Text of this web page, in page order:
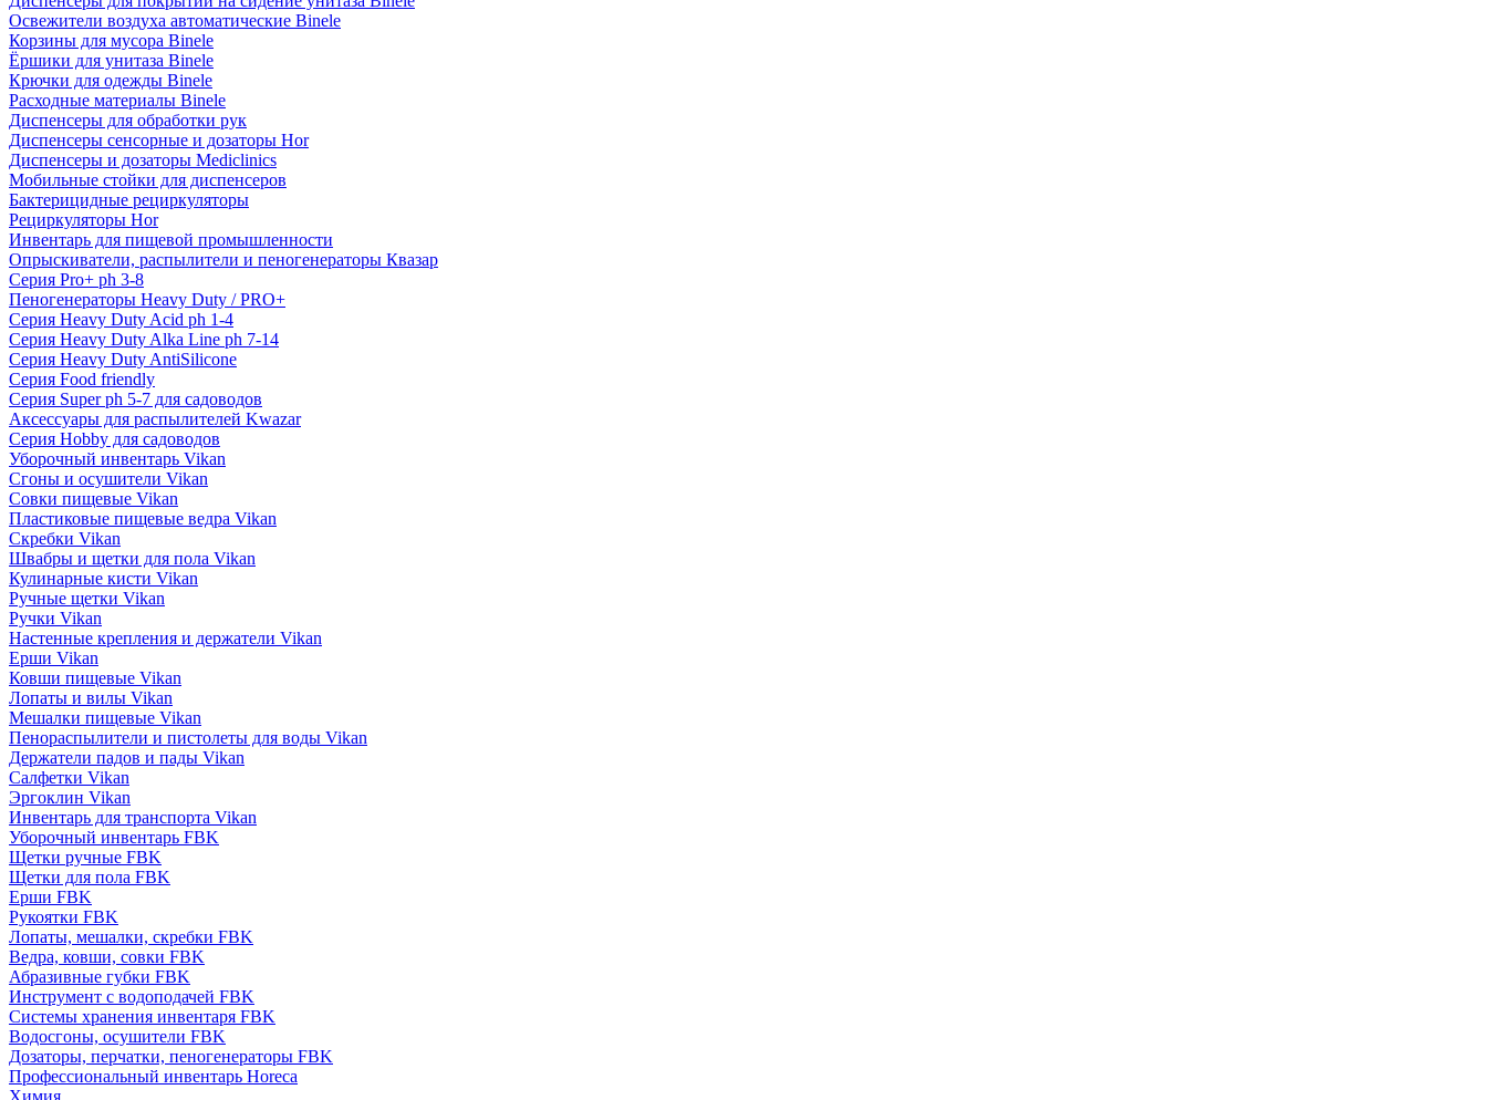
Освежители воздуха автоматические Binele
Корзины для мусора Binele
Ёршики для унитаза Binele
Крючки для одежды Binele
Расходные материалы Binele
Диспенсеры для обработки рук
Диспенсеры сенсорные и дозаторы Hor
Диспенсеры и дозаторы Mediclinics
Мобильные стойки для диспенсеров
Бактерицидные рециркуляторы
Рециркуляторы Hor
Инвентарь для пищевой промышленности
Опрыскиватели, распылители и пеногенераторы Квазар
Серия Pro+ ph 3-8
Пеногенераторы Heavy Duty / PRO+
Серия Heavy Duty Acid ph 1-4
Серия Heavy Duty Alka Line ph 7-14
Серия Heavy Duty AntiSilicone
Серия Food friendly
Серия Super ph 5-7 для садоводов
Аксессуары для распылителей Kwazar
Серия Hobby для садоводов
Уборочный инвентарь Vikan
Сгоны и осушители Vikan
Совки пищевые Vikan
Пластиковые пищевые ведра Vikan
Скребки Vikan
Швабры и щетки для пола Vikan
Кулинарные кисти Vikan
Ручные щетки Vikan
Ручки Vikan
Настенные крепления и держатели Vikan
Ерши Vikan
Ковши пищевые Vikan
Лопаты и вилы Vikan
Мешалки пищевые Vikan
Пенораспылители и пистолеты для воды Vikan
Держатели падов и пады Vikan
Салфетки Vikan
Эргоклин Vikan
Инвентарь для транспорта Vikan
Уборочный инвентарь FBK
Щетки ручные FBK
Щетки для пола FBK
Ерши FBK
Рукоятки FBK
Лопаты, мешалки, скребки FBK
Ведра, ковши, совки FBK
Абразивные губки FBK
Инструмент с водоподачей FBK
Системы хранения инвентаря FBK
Водосгоны, осушители FBK
Дозаторы, перчатки, пеногенераторы FBK
Профессиональный инвентарь Horeca
Химия